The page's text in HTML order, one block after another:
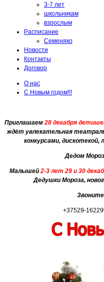
3-7 лет
школьникам
взрослым
Расписание
Семеняко
Новости
Контакты
Договор
О нас
С Новым годом!!!
Приглашаем28 декабря
ждёт увлекательная
конкурсами,
Дедом
Малышей2-3 лет 29 и 30
Дедушки Мороза,
Звоните
+37529-